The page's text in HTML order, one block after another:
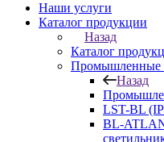
Наши услуги
Каталог продукции
Назад
Каталог
Промышленные
Назад
LST-BL
BL-